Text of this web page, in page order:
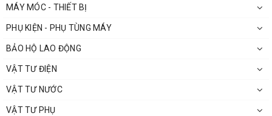
Liên hệ Tư vấn và Mua sản phẩm :
Hotline: 0813.22.00.77
Zalo: 096.532.4060.
Email:donghecuacha@gmail.com
MÁY MÓC - THIẾT BỊ
PHỤ KIỆN - PHỤ TÙNG MÁY
BẢO HỘ LAO ĐỘNG
VẬT TƯ ĐIỆN
VẬT TƯ NƯỚC
VẬT TƯ PHỤ